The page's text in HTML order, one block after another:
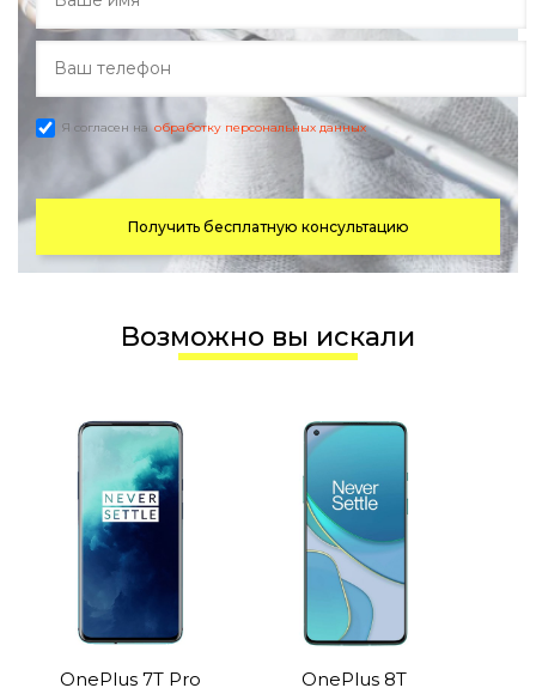
Я согласен на обработку персональных данных
Получить бесплатную консультацию
Возможно вы искали
OnePlus 7T Pro OnePlus 8T